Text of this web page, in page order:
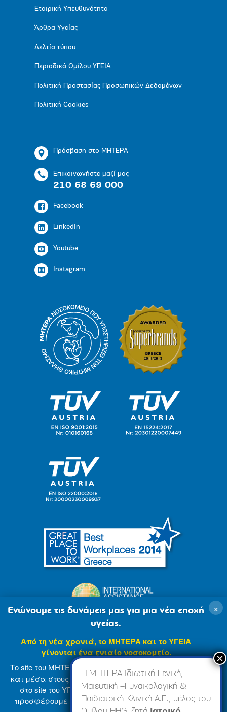
Εταιρική Υπευθυνότητα
Άρθρα Υγείας
Δελτία τύπου
Περιοδικά Ομίλου ΥΓΕΙΑ
Πολιτική Προστασίας Προσωπικών Δεδομένων
Πολιτική Cookies
Πρόσβαση στο ΜΗΤΕΡΑ
Επικοινωνήστε μαζί μας
210 68 69 000
Facebook
LinkedIn
Youtube
Instagram
© 2007-2024 ΜΗΤΕΡΑ Α.Ε Όροι Χρήσης
Η ΜΗΤΕΡΑ Ιδιωτική Γενική,
Μαιευτική –Γυναικολογική &
Παιδιατρική Κλινική Α.Ε., μέλος του
×
Ενώνουμε τις δυνάμεις μας για μια νέα εποχή
υγείας.
Από τη νέα χρονιά, το ΜΗΤΕΡΑ και το ΥΓΕΙΑ
γίνονται ένα ενιαίο νοσοκομείο.
Το site του ΜΗΤΕΡΑ βρίσκεται σε φάση ανανέωσης
και μέσα στους επόμενους μήνες θα ενσωματωθεί
στο site του ΥΓΕΙΑ (www.hygeia.gr), ώστε να σας
προσφέρουμε μια πιο ολοκληρωμένη και ενιαία